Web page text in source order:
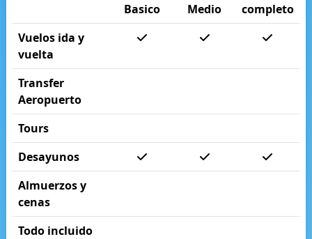
Basico Medio
completo
Vuelos ida y
vuelta
Transfer
Aeropuerto
Tours
Desayunos
Almuerzos y
cenas
Todo incluido